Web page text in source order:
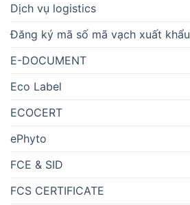
Dịch vụ logistics
Đăng ký mã số mã vạch xuất khẩu
E-DOCUMENT
Eco Label
ECOCERT
ePhyto
FCE & SID
FCS CERTIFICATE